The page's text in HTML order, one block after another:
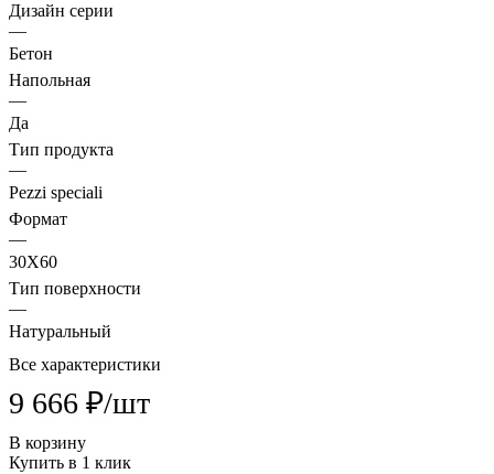
Дизайн серии
—
Бетон
Напольная
—
Да
Тип продукта
—
Pezzi speciali
Формат
—
30X60
Тип поверхности
—
Натуральный
Все характеристики
9 666 ₽/шт
В корзину
Купить в 1 клик